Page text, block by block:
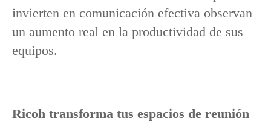
invierten en comunicación efectiva observan
un aumento real en la productividad de sus
equipos.
Ricoh transforma tus espacios de reunión